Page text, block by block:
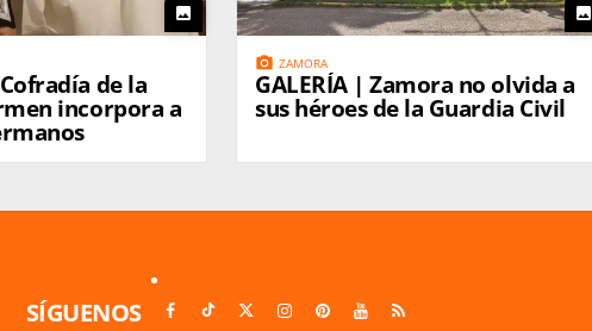
photo
de la
incorpora a
photo
photo_camera ZAMORA
GALERÍA | Zamora no olvida a
sus héroes de la Guardia Civil
SÍGUENOS